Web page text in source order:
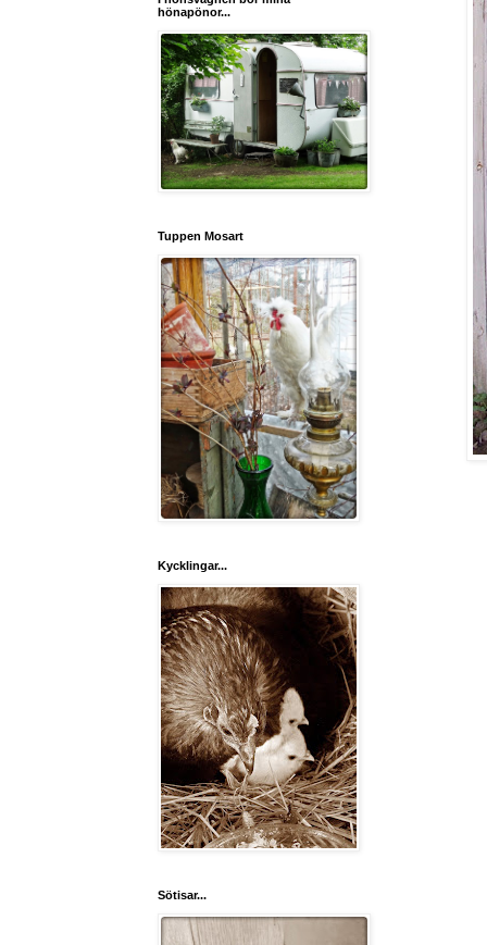
hönapönor...
Tuppen Mosart
Kycklingar...
Sötisar...